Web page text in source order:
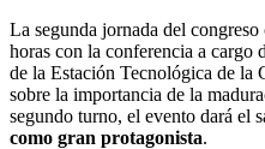
La segunda jornada del
horas con la conferencia a cargo
de la Estación Tecnológica de la
sobre la importancia de la
segundo turno, el evento dará el
como gran protagonista.